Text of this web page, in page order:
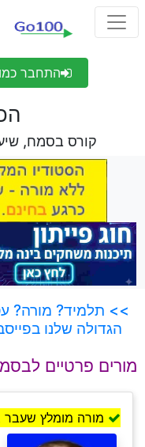
התחבר
קורס בסמח,
>> תלמיד? מורה?
הגדולה שלנו
מורים פרטיים
מורה מומלץ שעבר